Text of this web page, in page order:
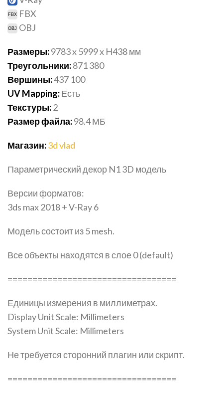
FBX
OBJ
Размеры:9783 x 5999 x H438 мм
Треугольники:871 380
Вершины:437 100
UV Mapping:Есть
Текстуры:2
Размер файла:98.4 МБ
Магазин:3d vlad
Параметрический декор N1 3D модель
Версии форматов:
3ds max 2018 + V-Ray 6
Модель состоит из 5 mesh.
Все объекты находятся в слое 0 (default)
==================================
Единицы измерения в миллиметрах.
Display Unit Scale: Millimeters
System Unit Scale: Millimeters
Не требуется сторонний плагин или скрипт.
==================================